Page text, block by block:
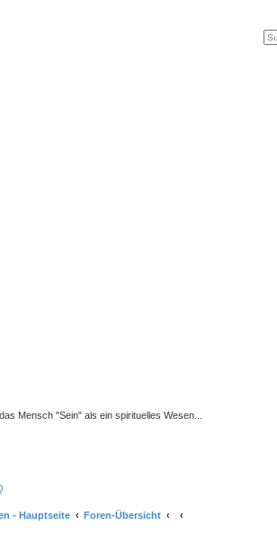
Mensch "Sein" als ein spirituelles Wesen...
- Hauptseite Foren-Übersicht